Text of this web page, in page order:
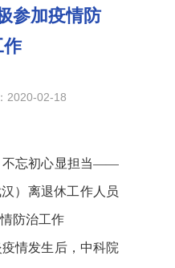
参加疫情防
作
02-18
忘初心显担当——
）离退休工作人员
防治工作
情发生后， 中科院